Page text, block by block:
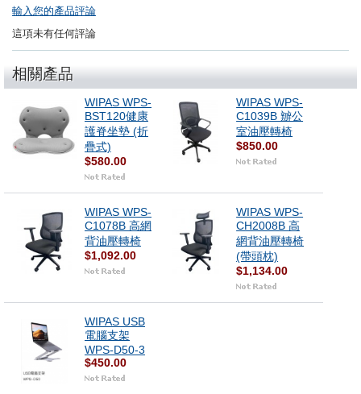
輸入您的產品評論
這項未有任何評論
相關產品
WIPAS WPS-
BST120健康
護脊坐墊 (折
疊式)
$580.00
WIPAS WPS-
C1039B 辧公
室油壓轉椅
$850.00
WIPAS WPS-
C1078B 高網
背油壓轉椅
$1,092.00
WIPAS WPS-
CH2008B 高
網背油壓轉椅
(帶頭枕)
$1,134.00
WIPAS USB
電腦支架
WPS-D50-3
$450.00